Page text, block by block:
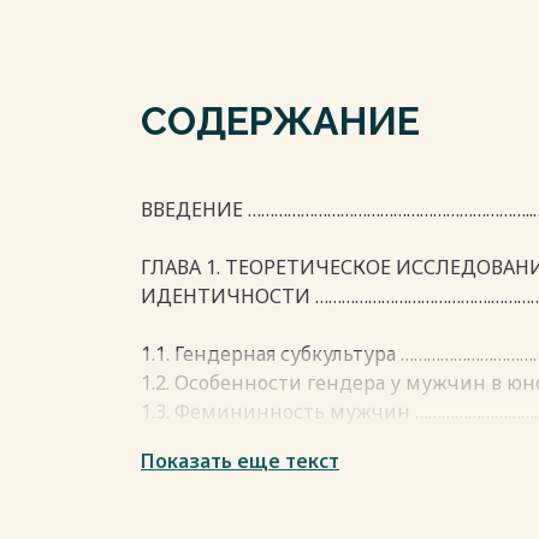
СОДЕРЖАНИЕ
ВВЕДЕНИЕ
ГЛАВА 1. ТЕОРЕТИЧЕСКОЕ
ИДЕНТИЧНОСТИ
1.1. Гендерная субкультура
1.2. Особенности гендера у мужчин в
1.3. Фемининность мужчин
Глава II. ЭМПИРИЧЕСКОЕ
Показать еще текст